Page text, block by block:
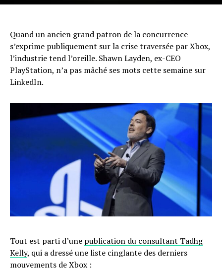
Quand un ancien grand patron de la concurrence
s’exprime publiquement sur la crise traversée par Xbox,
l’industrie tend l’oreille. Shawn Layden, ex-CEO
PlayStation, n’a pas mâché ses mots cette semaine sur
LinkedIn.
Tout est parti d’une publication du consultant Tadhg
Kelly, qui a dressé une liste cinglante des derniers
mouvements de Xbox :